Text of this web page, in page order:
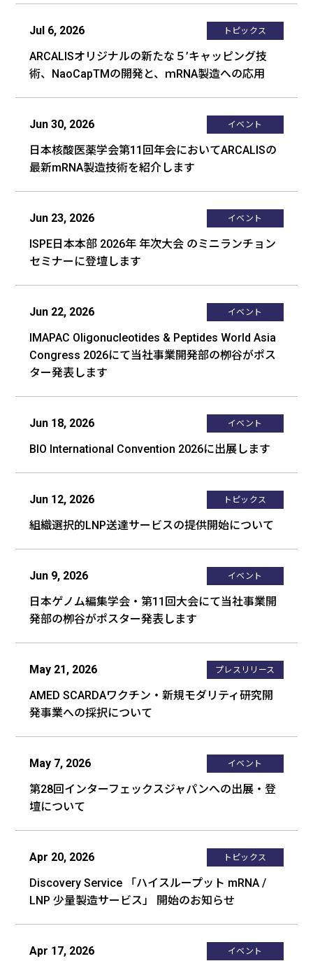
ARCALISオリジナルの新たな５’キャッピング技
術、NaoCapTMの開発と、ｍRNA製造への応用
Jul 6, 2026 トピックス
日本核酸医薬学会第11回年会においてARCALISの
最新mRNA製造技術を紹介します
Jun 30, 2026 イベント
ISPE日本本部 2026年 年次大会 のミニランチョン
セミナーに登壇します
Jun 23, 2026 イベント
IMAPAC Oligonucleotides & Peptides World Asia
Congress 2026にて当社事業開発部の栁谷がポス
ター発表します
Jun 22, 2026 イベント
BIO International Convention 2026に出展します
Jun 18, 2026 イベント
組織選択的LNP送達サービスの提供開始について
Jun 12, 2026 トピックス
日本ゲノム編集学会・第11回大会にて当社事業開
発部の栁谷がポスター発表します
Jun 9, 2026 イベント
AMED SCARDAワクチン・新規モダリティ研究開
発事業への採択について
May 21, 2026 プレスリリース
第28回インターフェックスジャパンへの出展・登
壇について
May 7, 2026 イベント
Discovery Service 「ハイスループット mRNA /
LNP 少量製造サービス」 開始のお知らせ
Apr 20, 2026 トピックス
Apr 17, 2026 イベント